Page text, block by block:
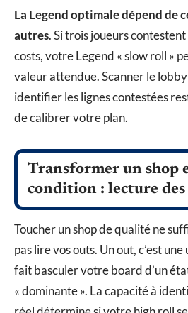
La Legend optimale dépend de
autres. Si trois joueurs
costs, votre Legend « slow roll »
valeur attendue. Scanner le
identifier les lignes contestées
de calibrer votre plan.
Transformer un shop
condition : lecture
Toucher un shop de qualité ne
pas lire vos outs. Un out, c’est
fait basculer votre board d’un
« dominante ». La capacité à